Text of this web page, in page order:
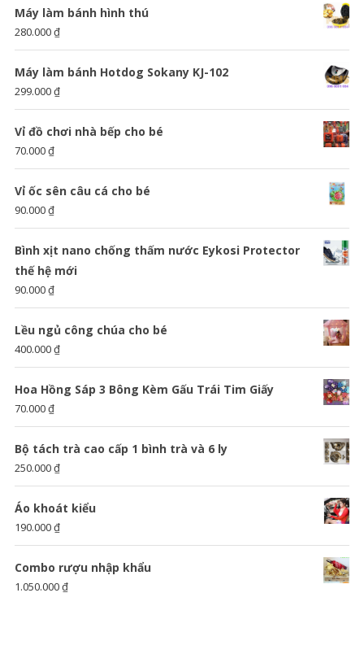
Máy làm bánh hình thú
280.000₫
Máy làm bánh Hotdog Sokany KJ-102
299.000₫
Vỉ đồ chơi nhà bếp cho bé
70.000₫
Vỉ ốc sên câu cá cho bé
90.000₫
Bình xịt nano chống thấm nước Eykosi Protector
thế hệ mới
90.000₫
Lều ngủ công chúa cho bé
400.000₫
Hoa Hồng Sáp 3 Bông Kèm Gấu Trái Tim Giấy
70.000₫
Bộ tách trà cao cấp 1 bình trà và 6 ly
250.000₫
Áo khoát kiểu
190.000₫
Combo rượu nhập khẩu
1.050.000₫